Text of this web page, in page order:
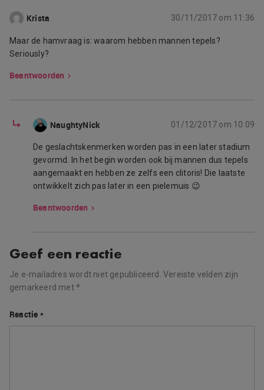
Krista 30/11/2017 om 11:36
Maar de hamvraag is: waarom hebben mannen tepels?
Seriously?
Beantwoorden
NaughtyNick 01/12/2017 om 10:09
De geslachtskenmerken worden pas in een later stadium
gevormd. In het begin worden ook bij mannen dus tepels
aangemaakt en hebben ze zelfs een clitoris! Die laatste
ontwikkelt zich pas later in een pielemuis 😉
Beantwoorden
Geef een reactie
Je e-mailadres wordt niet gepubliceerd. Vereiste velden zijn
gemarkeerd met*
Reactie *